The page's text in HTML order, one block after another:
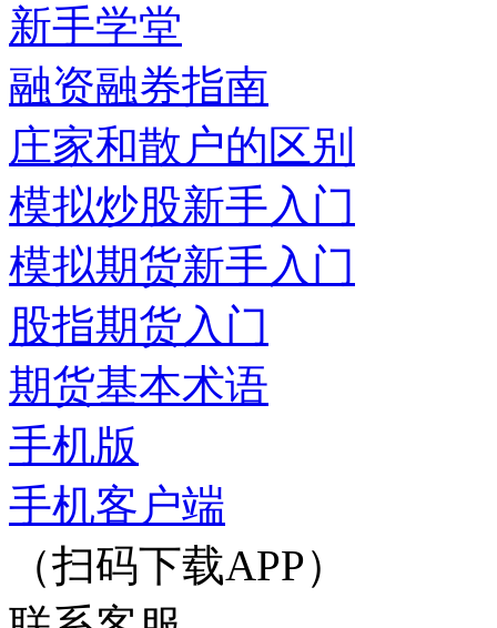
新手学堂
融资融券指南
庄家和散户的区别
模拟炒股新手入门
模拟期货新手入门
股指期货入门
期货基本术语
手机版
手机客户端
（扫码下载APP）